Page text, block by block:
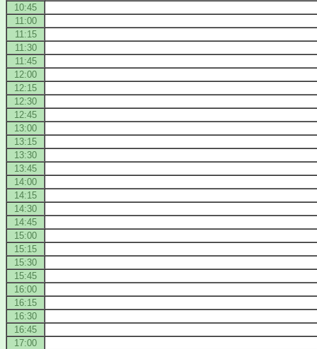
10:45
11:00
11:15
11:30
11:45
12:00
12:15
12:30
12:45
13:00
13:15
13:30
13:45
14:00
14:15
14:30
14:45
15:00
15:15
15:30
15:45
16:00
16:15
16:30
16:45
17:00